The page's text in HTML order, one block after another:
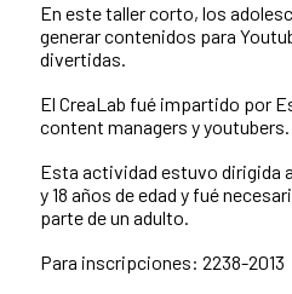
En este taller corto, los
generar contenidos para
divertidas.
El CreaLab fué impartido por
content managers y youtubers.
Esta actividad estuvo dirigida
y 18 años de edad y fué
parte de un adulto.
Para inscripciones: 2238-2013